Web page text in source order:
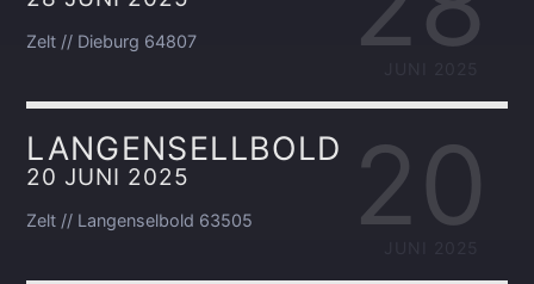
Zelt // Dieburg 64807
20
LANGENSELLBOLD
20 JUNI 2025
Zelt // Langenselbold 63505